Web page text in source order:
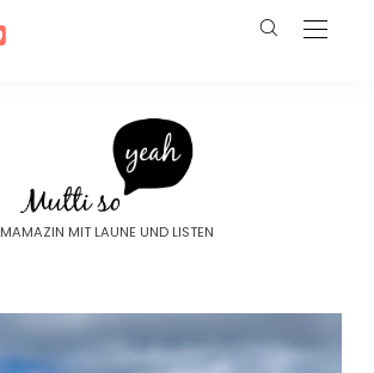
MAMAZIN MIT LAUNE UND LISTEN